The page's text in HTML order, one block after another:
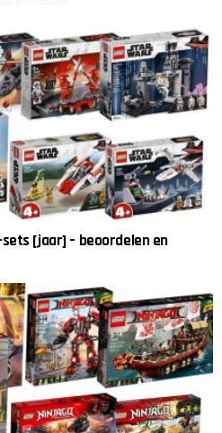
sets [jaar] – beoordelen en